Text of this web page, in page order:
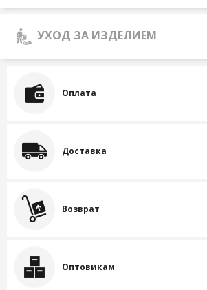
УХОД ЗА ИЗДЕЛИЕМ
Оплата
Доставка
Возврат
Оптовикам